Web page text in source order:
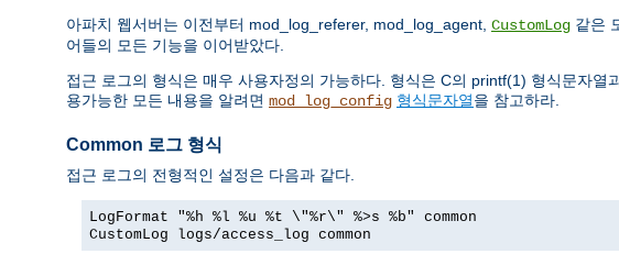
아파치 웹서버는 이전부터 mod_log_referer, mod_log_agent, CustomLog 같은
어들의 모든 기능을 이어받았다.
접근 로그의 형식은 매우 사용자정의 가능하다. 형식은 C의 printf(1) 형식문자
용가능한 모든 내용을 알려면 mod_log_config 형식문자열을 참고하라.
Common 로그 형식
접근 로그의 전형적인 설정은 다음과 같다.
LogFormat "%h %l %u %t \"%r\" %>s %b" common
CustomLog logs/access_log common